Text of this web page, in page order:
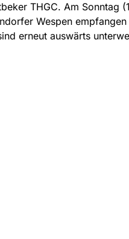
THGC. Am Sonntag
Wespen
erneut auswärts